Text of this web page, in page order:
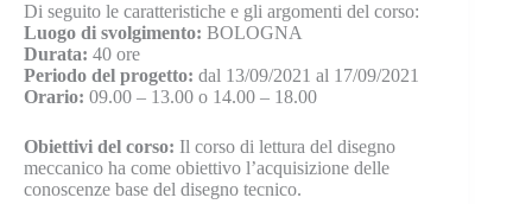
Di seguito le caratteristiche e gli argomenti del corso:
Luogo di svolgimento: BOLOGNA
Durata: 40 ore
Periodo del progetto: dal 13/09/2021 al 17/09/2021
Orario: 09.00 – 13.00 o 14.00 – 18.00
Obiettivi del corso: Il corso di lettura del disegno
meccanico ha come obiettivo l’acquisizione delle
conoscenze base del disegno tecnico.